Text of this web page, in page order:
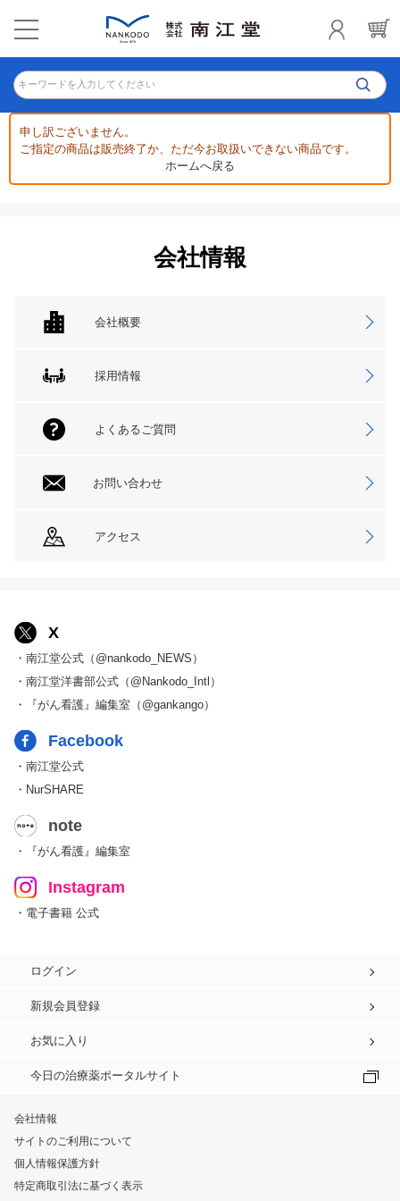
キーワードを入力してください
申し訳ございません。
ご指定の商品は販売終了か、ただ今お取扱いできない商品です。
ホームへ戻る
会社情報
会社概要
採用情報
よくあるご質問
お問い合わせ
アクセス
X
・南江堂公式（@nankodo_NEWS）
・南江堂洋書部公式（@Nankodo_Intl）
・『がん看護』編集室（@gankango）
Facebook
・南江堂公式
・NurSHARE
note
・『がん看護』編集室
Instagram
・電子書籍 公式
ログイン
新規会員登録
お気に入り
今日の治療薬ポータルサイト
会社情報
サイトのご利用について
個人情報保護方針
特定商取引法に基づく表示